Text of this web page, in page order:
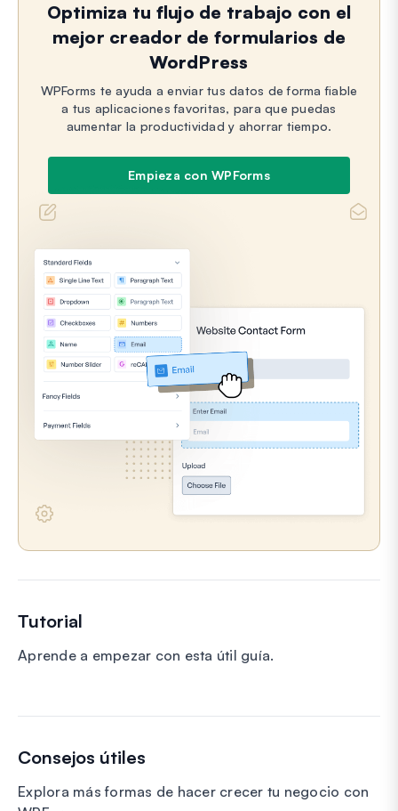
Optimiza tu flujo de trabajo con el
mejor creador de formularios de
WordPress
WPForms te ayuda a enviar tus datos de forma fiable
a tus aplicaciones favoritas, para que puedas
aumentar la productividad y ahorrar tiempo.
Empieza con WPForms
Tutorial
Aprende a empezar con esta útil guía.
Consejos útiles
Explora más formas de hacer crecer tu negocio con